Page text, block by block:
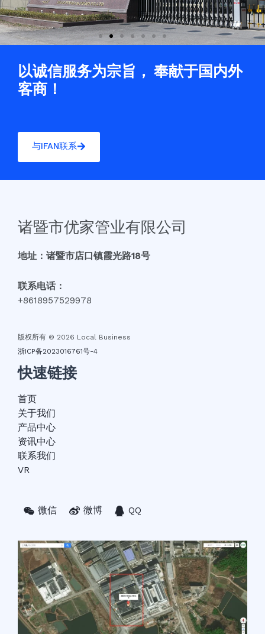
以诚信服务为宗旨， 奉献于国内外
客商！
与IFAN联系
诸暨市优家管业有限公司
地址：诸暨市店口镇霞光路18号
联系电话：
+8618957529978
版权所有 © 2026 Local Business
浙ICP备2023016761号-4
快速链接
首页
关于我们
产品中心
资讯中心
联系我们
VR
微信 微博 QQ